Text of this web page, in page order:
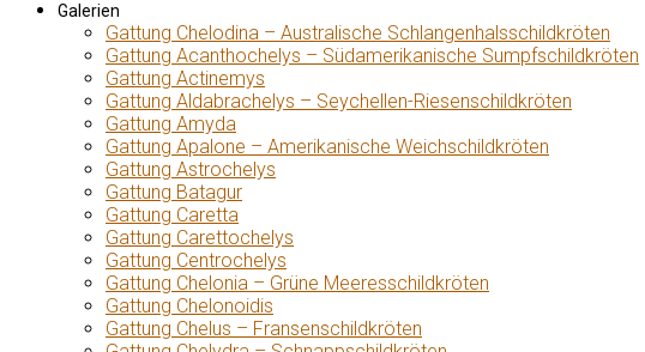
Galerien
Gattung Chelodina – Australische Schlangenhalsschildkröten
Gattung Acanthochelys – Südamerikanische Sumpfschildkröten
Gattung Actinemys
Gattung Aldabrachelys – Seychellen-Riesenschildkröten
Gattung Amyda
Gattung Apalone – Amerikanische Weichschildkröten
Gattung Astrochelys
Gattung Batagur
Gattung Caretta
Gattung Carettochelys
Gattung Centrochelys
Gattung Chelonia – Grüne Meeresschildkröten
Gattung Chelonoidis
Gattung Chelus – Fransenschildkröten